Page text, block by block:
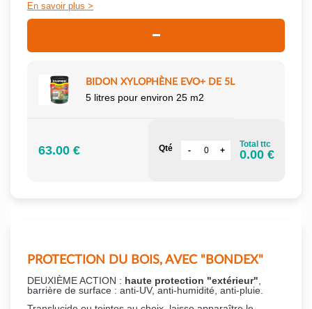
En savoir plus
BIDON XYLOPHÈNE EVO+ DE 5L
5 litres pour environ 25 m2
63.00 € Qté Total ttc
0.00 €
PROTECTION DU BOIS, AVEC "BONDEX"
DEUXIÈME ACTION : haute protection "extérieur"
barrière de surface : anti-UV, anti-humidité, anti-pluie.